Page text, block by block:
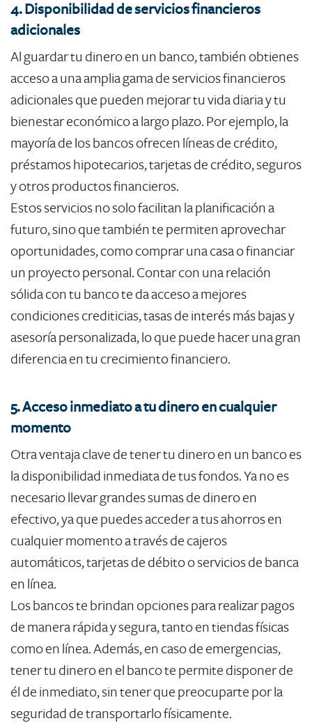
4. Disponibilidad de servicios financieros
adicionales
Al guardar tu dinero en un banco, también obtienes
acceso a una amplia gama de servicios financieros
adicionales que pueden mejorar tu vida diaria y tu
bienestar económico a largo plazo. Por ejemplo, la
mayoría de los bancos ofrecen líneas de crédito,
préstamos hipotecarios, tarjetas de crédito, seguros
y otros productos financieros.
Estos servicios no solo facilitan la planificación a
futuro, sino que también te permiten aprovechar
oportunidades, como comprar una casa o financiar
un proyecto personal. Contar con una relación
sólida con tu banco te da acceso a mejores
condiciones crediticias, tasas de interés más bajas y
asesoría personalizada, lo que puede hacer una gran
diferencia en tu crecimiento financiero.
5. Acceso inmediato a tu dinero en cualquier
momento
Otra ventaja clave de tener tu dinero en un banco es
la disponibilidad inmediata de tus fondos. Ya no es
necesario llevar grandes sumas de dinero en
efectivo, ya que puedes acceder a tus ahorros en
cualquier momento a través de cajeros
automáticos, tarjetas de débito o servicios de banca
en línea.
Los bancos te brindan opciones para realizar pagos
de manera rápida y segura, tanto en tiendas físicas
como en línea. Además, en caso de emergencias,
tener tu dinero en el banco te permite disponer de
él de inmediato, sin tener que preocuparte por la
seguridad de transportarlo físicamente.